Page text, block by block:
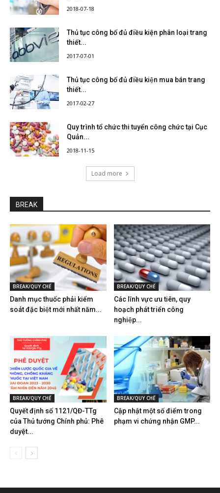
2018-07-18
Thủ tục công bố đủ điều kiện phân loại trang
thiết...
2017-07-01
Thủ tục công bố đủ điều kiện mua bán trang
thiết...
2017-02-27
Quy trình tổ chức thi tuyển công chức tại Cục
Quản...
2018-11-15
Load more
BREAK
BREAK/QUY CHẾ
Danh mục thuốc phải kiểm
soát đặc biệt mới nhất năm...
BREAK/QUY CHẾ
Các lĩnh vực ưu tiên, quy
hoạch phát triển công
nghiệp...
BREAK/QUY CHẾ
Quyết định số 1121/QĐ-TTg
của Thủ tướng Chính phủ: Phê
duyệt...
BREAK/QUY CHẾ
Cập nhật một số điểm trong
phạm vi chứng nhận GMP...